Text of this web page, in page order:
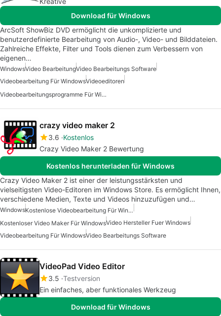
Download für Windows
ArcSoft ShowBiz DVD ermöglicht die unkomplizierte und
benutzerdefinierte Bearbeitung von Audio-, Video- und Bilddateien.
Zahlreiche Effekte, Filter und Tools dienen zum Verbessern von
eigenen…
WindowsVideo BearbeitungVideo Bearbeitungs Software
Videobearbeitung Für WindowsVideoeditoren
Videobearbeitungsprogramme Für Windows
crazy video maker 2
3.6 Kostenlos
Crazy Video Maker 2 Bewertung
Kostenlos herunterladen für Windows
Crazy Video Maker 2 ist einer der leistungsstärksten und
vielseitigsten Video-Editoren im Windows Store. Es ermöglicht Ihnen,
verschiedene Medien, Texte und Videos hinzuzufügen und…
Windows
Kostenlose Videobearbeitung Für Windows
Kostenloser Video Maker Für WindowsVideo Hersteller Fuer Windows
Videobearbeitung Für WindowsVideo Bearbeitungs Software
VideoPad Video Editor
3.5 Testversion
Ein einfaches, aber funktionales Werkzeug
Download für Windows